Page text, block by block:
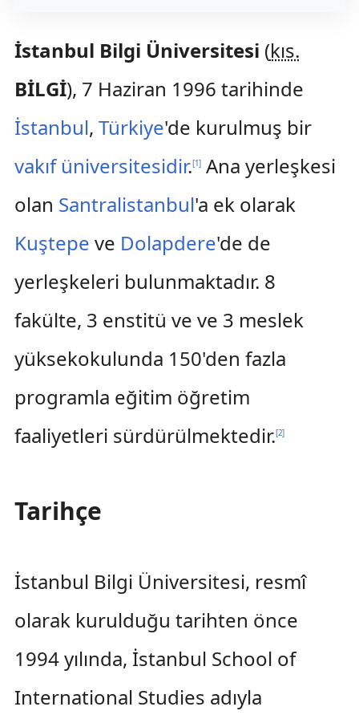
İstanbul Bilgi Üniversitesi (kıs.
BİLGİ), 7 Haziran 1996 tarihinde
İstanbul, Türkiye'de kurulmuş bir
vakıf üniversitesidir.[1]Ana yerleşkesi
olan Santralistanbul'a ek olarak
Kuştepe ve Dolapdere'de de
yerleşkeleri bulunmaktadır. 8
fakülte, 3 enstitü ve ve 3 meslek
yüksekokulunda 150'den fazla
programla eğitim öğretim
faaliyetleri sürdürülmektedir.[2]
Tarihçe
İstanbul Bilgi Üniversitesi, resmî
olarak kurulduğu tarihten önce
1994 yılında, İstanbul School of
International Studies adıyla